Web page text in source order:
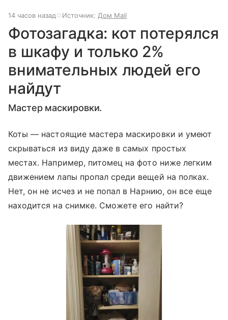
14 часов назад Источник: Дом Mail
Фотозагадка: кот потерялся
в шкафу и только 2%
внимательных людей его
найдут
Мастер маскировки.
Коты — настоящие мастера маскировки и умеют
скрываться из виду даже в самых простых
местах. Например, питомец на фото ниже легким
движением лапы пропал среди вещей на полках.
Нет, он не исчез и не попал в Нарнию, он все еще
находится на снимке. Сможете его найти?